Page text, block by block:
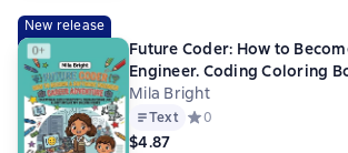
New release
Future Coder: How to
Engineer. Coding Coloring
4—8, Fun STEM Career
Pictures and Simple Lines
Mila Bright
Text Средний рейтинг 0 на
0
$4.87